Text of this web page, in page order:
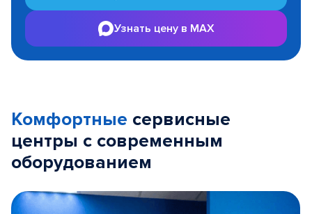
Узнать цену в MAX
Комфортные сервисные
центры с современным
оборудованием